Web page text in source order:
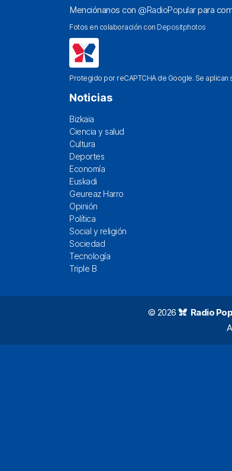
Menciónanos con @RadioPopularpara
Fotos en colaboración con Depositphotos
Protegido por reCAPTCHA de Google. Se aplican
Noticias
Bizkaia
Ciencia y salud
Cultura
Deportes
Economía
Euskadi
Geureaz Harro
Opinión
Política
Social y religión
Sociedad
Tecnología
Triple B
© 2026 Radio